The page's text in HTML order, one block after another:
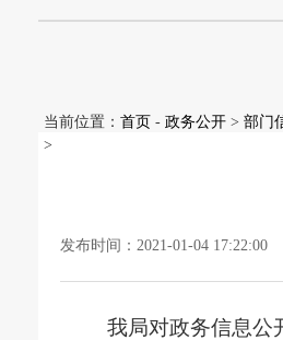
当前位置： 首页 - 政务公开 > 部门
>
发布时间：2021-01-04 17:22:00
我局对政务信息公